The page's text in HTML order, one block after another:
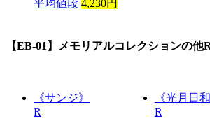
平均値段 4,230円
【EB-01】メモリアルコレクションの他
《サンジ》
R
《光月日和
R